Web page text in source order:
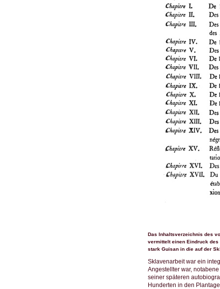
Das Inhaltsverzeichnis des
vermittelt einen Eindruck
stark Guisan in die auf der
Sklavenarbeit war ein
Angestellter war,
seiner späteren
Hunderten in den